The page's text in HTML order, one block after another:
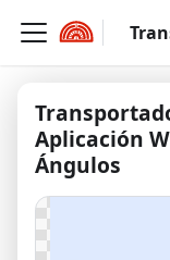
Aplicación
Ángulos